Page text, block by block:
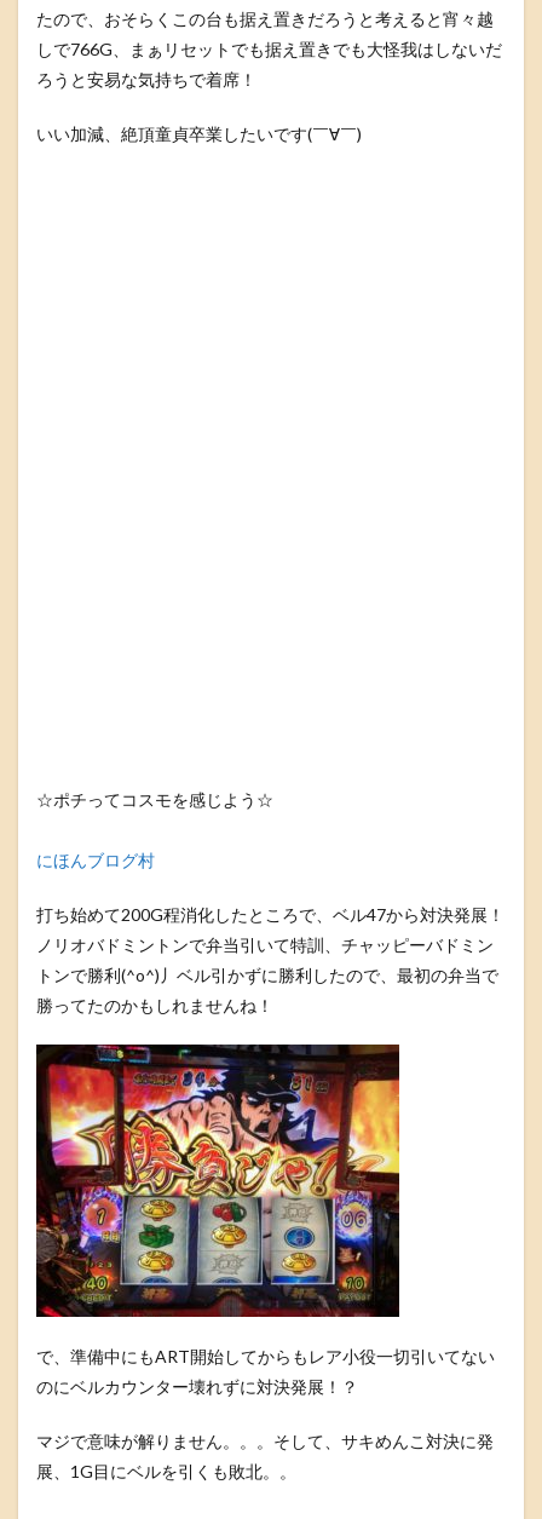
たので、おそらくこの台も据え置きだろうと考えると宵々越
しで766G、まぁリセットでも据え置きでも大怪我はしないだ
ろうと安易な気持ちで着席！
いい加減、絶頂童貞卒業したいです(￣∀￣)
☆ポチってコスモを感じよう☆
にほんブログ村
打ち始めて200G程消化したところで、ベル47から対決発展！
ノリオバドミントンで弁当引いて特訓、チャッピーバドミン
トンで勝利(^o^)丿ベル引かずに勝利したので、最初の弁当で
勝ってたのかもしれませんね！
で、準備中にもART開始してからもレア小役一切引いてない
のにベルカウンター壊れずに対決発展！？
マジで意味が解りません。。。そして、サキめんこ対決に発
展、1G目にベルを引くも敗北。。